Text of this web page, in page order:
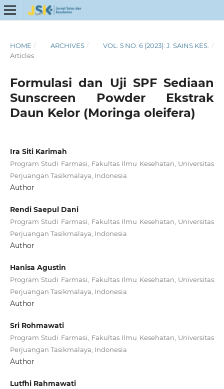
HOME / ARCHIVES / VOL. 5 NO. 6 (2023): J. SAINS KES. /
Articles
Formulasi dan Uji SPF Sediaan
Sunscreen Powder Ekstrak
Daun Kelor (Moringa oleifera)
Ira Siti Karimah
Program Studi Farmasi, Fakultas Ilmu Kesehatan, Universitas
Perjuangan Tasikmalaya, Indonesia
Author
Rendi Saepul Dani
Program Studi Farmasi, Fakultas Ilmu Kesehatan, Universitas
Perjuangan Tasikmalaya, Indonesia
Author
Hanisa Agustin
Program Studi Farmasi, Fakultas Ilmu Kesehatan, Universitas
Perjuangan Tasikmalaya, Indonesia
Author
Sri Rohmawati
Program Studi Farmasi, Fakultas Ilmu Kesehatan, Universitas
Perjuangan Tasikmalaya, Indonesia
Author
Lutfhi Rahmawati